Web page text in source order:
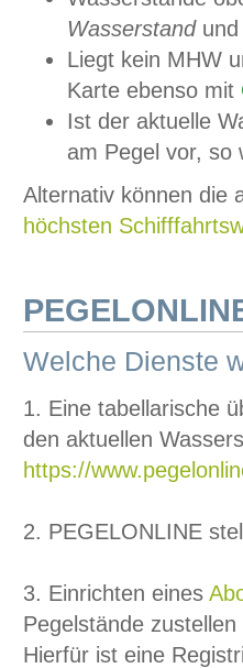
Wasserstandund
Liegt kein MHW
Karte ebenso mit
Ist der aktuelle
am Pegel vor,
Alternativ können die
höchsten
Welche Dienste
1. Eine tabellarische
den aktuellen
https://
2. PEGELONLINE
3. Einrichten eines
Pegelstände
Hierfür ist eine